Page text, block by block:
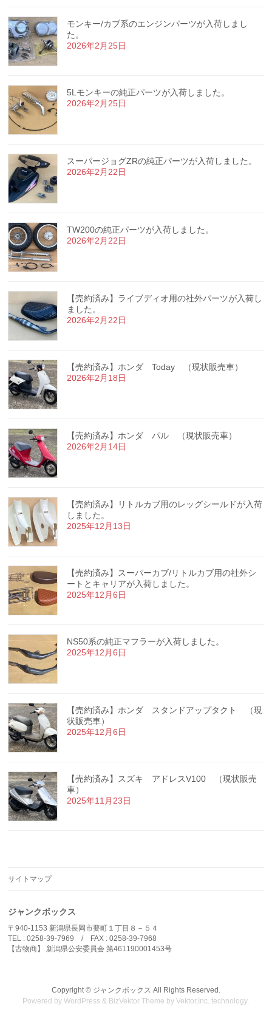
モンキー/カブ系のエンジンパーツが入荷しまし
た。
2026年2月25日
5Lモンキーの純正パーツが入荷しました。
2026年2月25日
スーパージョグZRの純正パーツが入荷しました。
2026年2月22日
TW200の純正パーツが入荷しました。
2026年2月22日
【売約済み】ライブディオ用の社外パーツが入荷し
ました。
2026年2月22日
【売約済み】ホンダ Today （現状販売車）
2026年2月18日
【売約済み】ホンダ パル （現状販売車）
2026年2月14日
【売約済み】リトルカブ用のレッグシールドが入荷
しました。
2025年12月13日
【売約済み】スーパーカブ/リトルカブ用の社外シ
ートとキャリアが入荷しました。
2025年12月6日
NS50系の純正マフラーが入荷しました。
2025年12月6日
【売約済み】ホンダ スタンドアップタクト （現
状販売車）
2025年12月6日
【売約済み】スズキ アドレスV100 （現状販売
車）
2025年11月23日
サイトマップ
ジャンクボックス
〒940-1153 新潟県長岡市要町１丁目８－５４
TEL : 0258-39-7969 / FAX : 0258-39-7968
【古物商】 新潟県公安委員会 第461190001453号
Copyright © ジャンクボックス All Rights Reserved.
Powered byWordPress & BizVektor Theme byVektor,Inc. technology.